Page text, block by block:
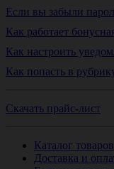
Если вы забыли
Как работает
Как настроить
Как попасть в
Скачать прайс-лист
Каталог товаров
Доставка и